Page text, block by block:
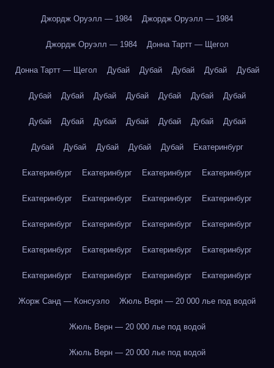
Джордж Оруэлл — 1984 Джордж Оруэлл — 1984
Джордж Оруэлл — 1984 Донна Тартт — Щегол
Донна Тартт — Щегол Дубай Дубай Дубай Дубай Дубай
Дубай Дубай Дубай Дубай Дубай Дубай Дубай
Дубай Дубай Дубай Дубай Дубай Дубай Дубай
Дубай Дубай Дубай Дубай Дубай Екатеринбург
Екатеринбург Екатеринбург Екатеринбург Екатеринбург
Екатеринбург Екатеринбург Екатеринбург Екатеринбург
Екатеринбург Екатеринбург Екатеринбург Екатеринбург
Екатеринбург Екатеринбург Екатеринбург Екатеринбург
Екатеринбург Екатеринбург Екатеринбург Екатеринбург
Жорж Санд — Консуэло Жюль Верн — 20 000 лье под водой
Жюль Верн — 20 000 лье под водой
Жюль Верн — 20 000 лье под водой